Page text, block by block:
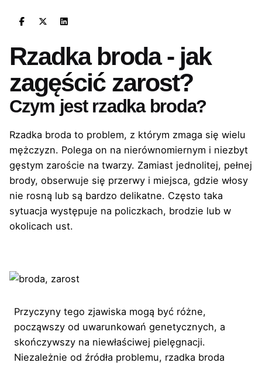
Rzadka broda - jak
zagęścić zarost?
Czym jest rzadka broda?
Rzadka broda to problem, z którym zmaga się wielu
mężczyzn. Polega on na nierównomiernym i niezbyt
gęstym zaroście na twarzy. Zamiast jednolitej, pełnej
brody, obserwuje się przerwy i miejsca, gdzie włosy
nie rosną lub są bardzo delikatne. Często taka
sytuacja występuje na policzkach, brodzie lub w
okolicach ust.
Przyczyny tego zjawiska mogą być różne,
począwszy od uwarunkowań genetycznych, a
skończywszy na niewłaściwej pielęgnacji.
Niezależnie od źródła problemu, rzadka broda